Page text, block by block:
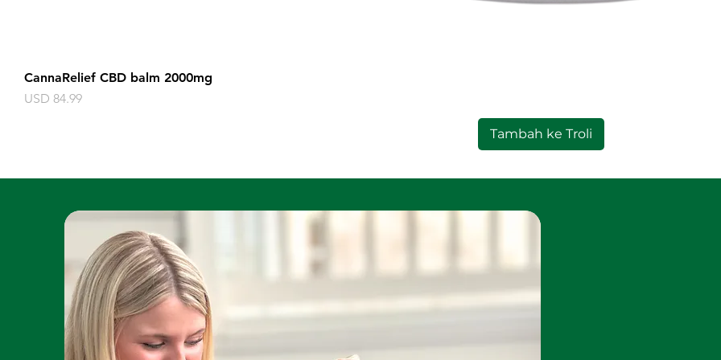
CannaRelief CBD balm 2000mg
Harga
USD 84.99
Tambah ke Troli